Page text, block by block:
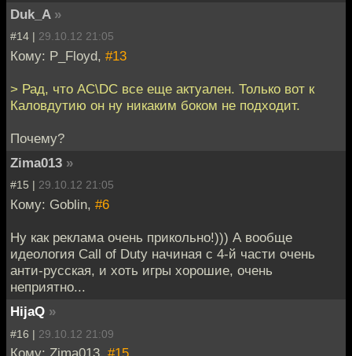
Duk_A »
#14 | 29.10.12 21:05
Кому: P_Floyd, #13
> Рад, что AC\DC все еще актуален. Только вот к
Каловдутию он ну никаким боком не подходит.
Почему?
Zima013 »
#15 | 29.10.12 21:05
Кому: Goblin, #6
Ну как реклама очень прикольно!))) А вообще
идеология Call of Duty начиная с 4-й части очень
анти-русская, и хоть игры хорошие, очень
неприятно...
HijaQ »
#16 | 29.10.12 21:09